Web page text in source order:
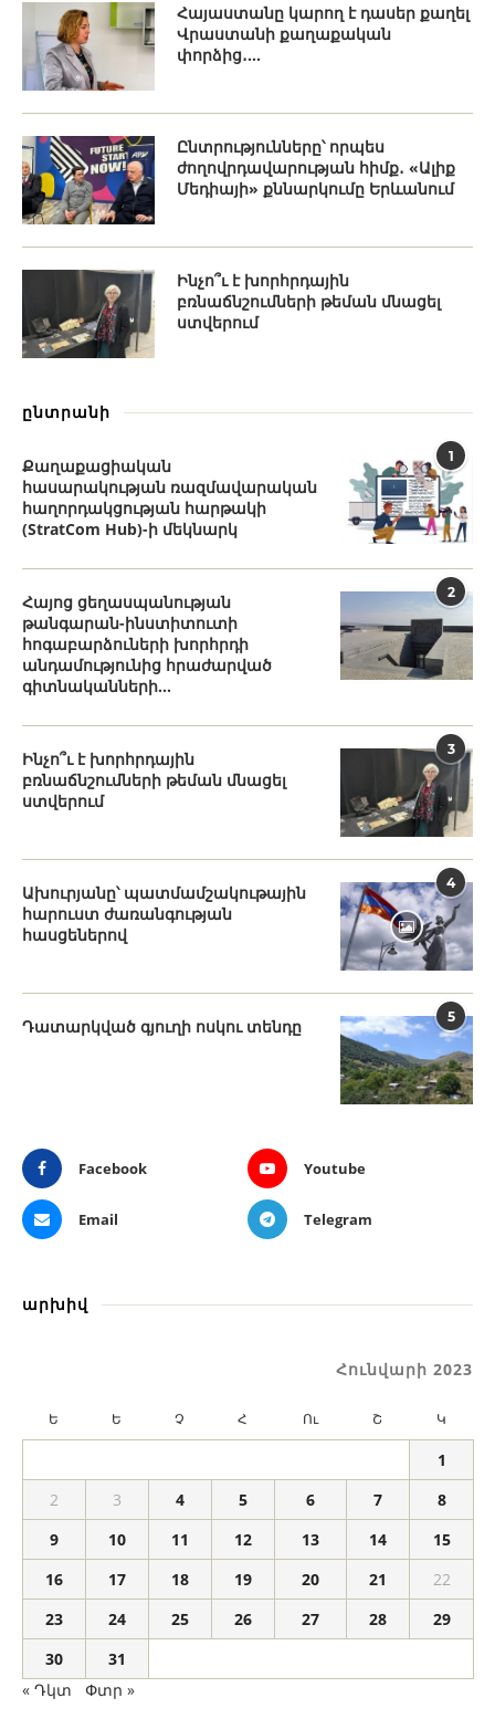
Հայաստանը կարող է դասեր քաղել
Վրաստանի քաղաքական
փորձից․...
Ընտրությունները՝ որպես
ժողովրդավարության հիմք․ «Ալիք
Մեդիայի» քննարկումը Երևանում
Ինչո՞ւ է խորհրդային
բռնաճնշումների թեման մնացել
ստվերում
ընտրանի
1
Քաղաքացիական
հասարակության ռազմավարական
հաղորդակցության հարթակի
(StratCom Hub)-ի մեկնարկ
2
Հայոց ցեղասպանության
թանգարան-ինստիտուտի
հոգաբարձուների խորհրդի
անդամությունից հրաժարված
գիտնականների...
3
Ինչո՞ւ է խորհրդային
բռնաճնշումների թեման մնացել
ստվերում
4
Ախուրյանը՝ պատմամշակութային
հարուստ ժառանգության
հասցեներով
5
Դատարկված գյուղի ոսկու տենդը
Facebook Youtube
Email Telegram
արխիվ
Հունվարի 2023
Ե Ե Չ Հ Ու Շ Կ
1
2
3 4 5 6 7
8
9
10 11 12 13 14
15
16
17 18 19 20 21
22
23
24 25 26 27 28
29
30
31
« Դկտ
Փտր »